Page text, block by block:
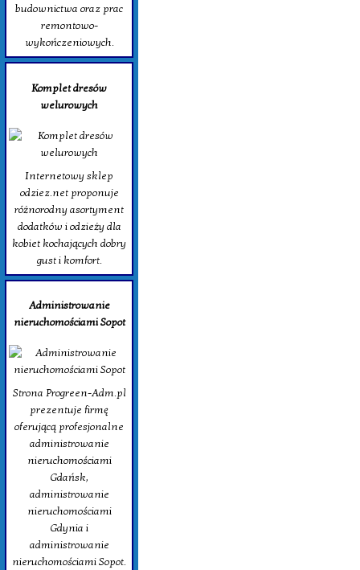
budownictwa oraz prac
remontowo-
wykończeniowych.
Komplet dresów
welurowych
Internetowy sklep
odziez.net proponuje
różnorodny asortyment
dodatków i odzieży dla
kobiet kochających dobry
gust i komfort.
Administrowanie
nieruchomościami Sopot
Strona Progreen-Adm.pl
prezentuje firmę
oferującą profesjonalne
administrowanie
nieruchomościami
Gdańsk,
administrowanie
nieruchomościami
Gdynia i
administrowanie
nieruchomościami Sopot.